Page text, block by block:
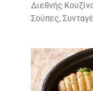
Διεθνής
Σούπες,